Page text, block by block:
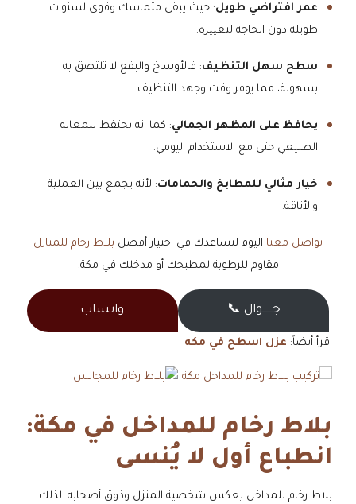
عمر افتراضي طويل: حيث يبقى متماسك وقوي لسنوات
طويلة دون الحاجة لتغييره.
سطح سهل التنظيف: فالأوساخ والبقع لا تلتصق به
بسهولة، مما يوفر وقت وجهد التنظيف.
يحافظ على المظهر الجمالي: كما انه يحتفظ بلمعانه
الطبيعي حتى مع الاستخدام اليومي.
خيار مثالي للمطابخ والحمامات: لأنه يجمع بين العملية
والأناقة.
تواصل معنا اليوم لنساعدك في اختيار أفضل بلاط رخام للمنازل
مقاوم للرطوبة لمطبخك أو مدخلك في مكة.
جــــــوال 📞 واتساب
اقرأ أيضاً: عزل اسطح في مكه
بلاط رخام للمداخل في مكة:
انطباع أول لا يُنسى
بلاط رخام للمداخل يعكس شخصية المنزل وذوق أصحابه. لذلك.